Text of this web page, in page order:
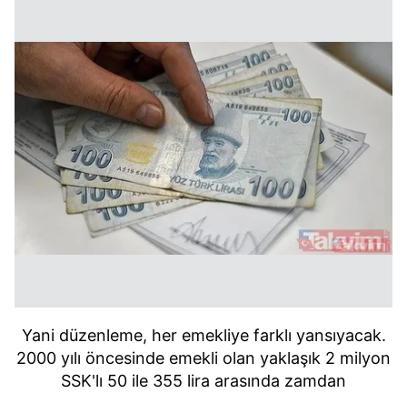
Yani düzenleme, her emekliye farklı yansıyacak.
2000 yılı öncesinde emekli olan yaklaşık 2 milyon
SSK'lı 50 ile 355 lira arasında zamdan